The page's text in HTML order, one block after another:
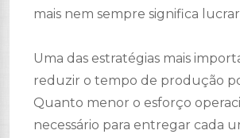
mais nem sempre significa lucrar
Uma das estratégias mais
reduzir o tempo de produção
Quanto menor o esforço
necessário para entregar cada